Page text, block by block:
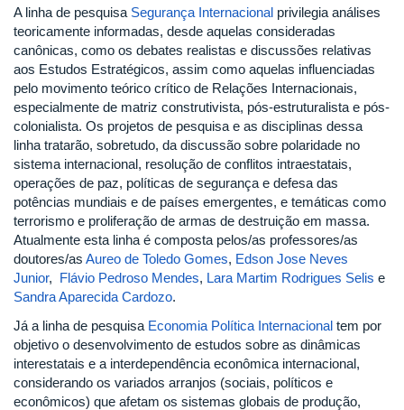
A linha de pesquisa Segurança Internacional privilegia análises
teoricamente informadas, desde aquelas consideradas
canônicas, como os debates realistas e discussões relativas
aos Estudos Estratégicos, assim como aquelas influenciadas
pelo movimento teórico crítico de Relações Internacionais,
especialmente de matriz construtivista, pós-estruturalista e pós-
colonialista. Os projetos de pesquisa e as disciplinas dessa
linha tratarão, sobretudo, da discussão sobre polaridade no
sistema internacional, resolução de conflitos intraestatais,
operações de paz, políticas de segurança e defesa das
potências mundiais e de países emergentes, e temáticas como
terrorismo e proliferação de armas de destruição em massa.
Atualmente esta linha é composta pelos/as professores/as
doutores/as Aureo de Toledo Gomes, Edson Jose Neves
Junior, Flávio Pedroso Mendes, Lara Martim Rodrigues Selis e
Sandra Aparecida Cardozo.
Já a linha de pesquisa Economia Política Internacional tem por
objetivo o desenvolvimento de estudos sobre as dinâmicas
interestatais e a interdependência econômica internacional,
considerando os variados arranjos (sociais, políticos e
econômicos) que afetam os sistemas globais de produção,